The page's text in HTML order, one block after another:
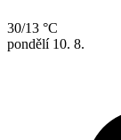
30/13 °C
pondělí 10. 8.